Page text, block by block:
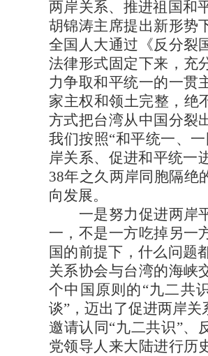
两岸关系、推进祖国和
胡锦涛主席提出新形势
全国人大通过《反分裂
法律形式固定下来，充
力争取和平统一的一贯
家主权和领土完整，绝
方式把台湾从中国分裂
我们按照“和平统一、
岸关系、促进和平统一
38年之久两岸同胞隔绝
向发展。
一是努力促进两岸平
一，不是一方吃掉另一
国的前提下，什么问题
关系协会与台湾的海峡
个中国原则的“九二共
谈”，迈出了促进两岸
邀请认同“九二共识”、
党领导人来大陆进行历